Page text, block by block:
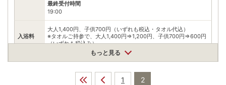
最終受付時間
19:00
入浴料
大人1,400円、子供700円（いずれも税込・タオル代込）
※タオルご持参で、大人1,400円⇒1,200円、子供700円⇒600円
（いずれも税込み）
泉質 塩化物泉、硫酸塩泉
もっと見る
1 2